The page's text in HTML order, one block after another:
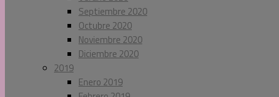
Septiembre 2020
Octubre 2020
Noviembre 2020
Diciembre 2020
2019
Enero 2019